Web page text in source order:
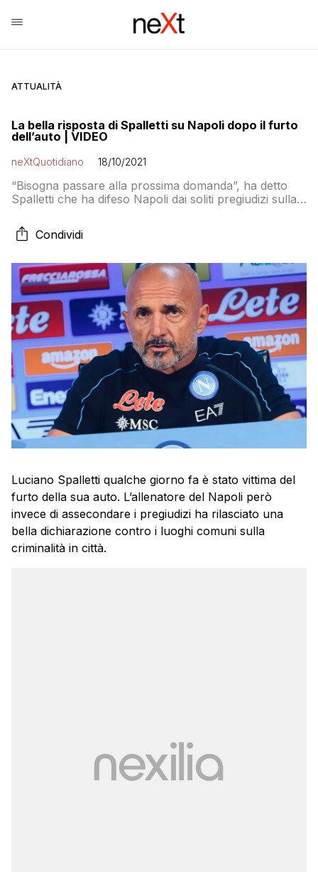
ATTUALITÀ
La bella risposta di Spalletti su Napoli dopo il furto
dell’auto | VIDEO
neXtQuotidiano 18/10/2021
“Bisogna passare alla prossima domanda”, ha detto
Spalletti che ha difeso Napoli dai soliti pregiudizi sulla
Condividi
Luciano Spalletti qualche giorno fa è stato vittima del
furto della sua auto. L’allenatore del Napoli però
invece di assecondare i pregiudizi ha rilasciato una
bella dichiarazione contro i luoghi comuni sulla
criminalità in città.